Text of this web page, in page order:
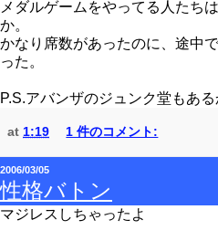
メダルゲームをやってる人たち
か。
かなり席数があったのに、途中
った。
P.S.アバンザのジュンク堂もあ
at 1:19 1 件のコメント:
2006/03/05
性格バトン
マジレスしちゃったよ